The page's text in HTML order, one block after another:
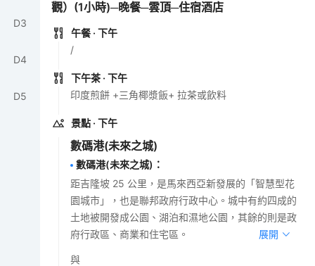
D3
D4
D5
觀）(1小時)─晚餐─雲頂─住宿酒店
午餐 · 下午
/
下午茶 · 下午
印度煎餅 +三角椰漿飯+ 拉茶或飲料
景點 · 下午
數碼港(未來之城)
數碼港(未來之城) ：
距吉隆坡 25 公里，是馬來西亞新發展的「智慧型花
園城市」，也是聯邦政府行政中心。城中有約四成的
土地被開發成公園、湖泊和濕地公園，其餘的則是政
府行政區、商業和住宅區。
展開
與